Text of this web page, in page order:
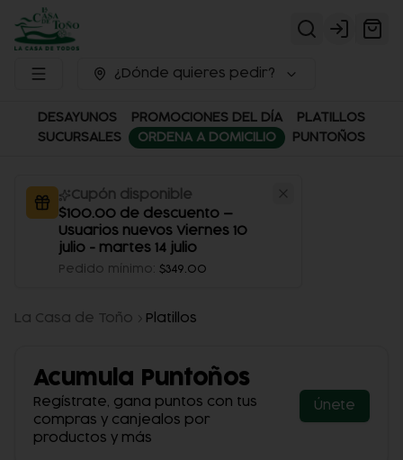
Login
¿Dónde quieres pedir?
DESAYUNOS PROMOCIONES DEL DÍA
PLATILLOS
SUCURSALES
ORDENA A DOMICILIO PUNTOÑOS
Cupón disponible
$100.00 de descuento —
Usuarios nuevos Viernes 10
julio - martes 14 julio
Pedido mínimo: $349.00
La Casa de Toño Platillos
Acumula Puntoños
Regístrate, gana puntos con tus
compras y canjealos por
productos y más
Únete